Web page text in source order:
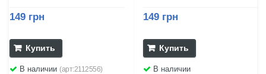
149 грн
Купить
В наличии (арт:2112556)
149 грн
Купить
В наличии